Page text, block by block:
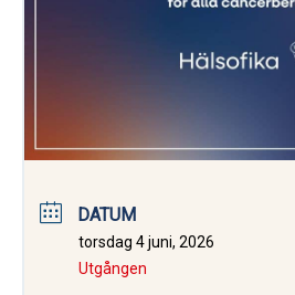
DATUM
torsdag 4 juni, 2026
Utgången